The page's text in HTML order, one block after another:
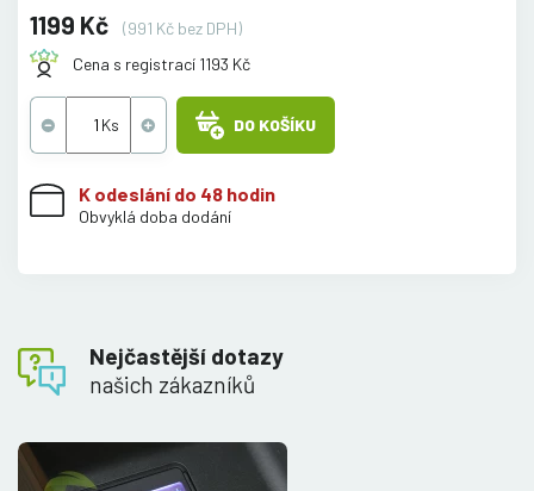
1199 Kč
(991 Kč bez DPH)
Cena s registrací 1193 Kč
DO KOŠÍKU
K odeslání do 48 hodin
Obvyklá doba dodání
Nejčastější dotazy
našich zákazníků